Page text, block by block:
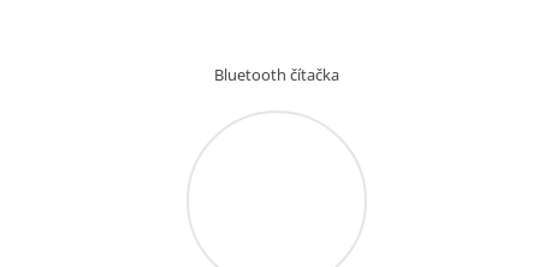
Bluetooth čítačka